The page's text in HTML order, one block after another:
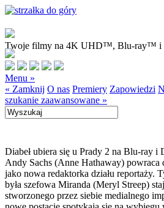
Twoje filmy na 4K UHD™, Blu-ray™ i
Menu »
« Zamknij O nas Premiery Zapowiedzi
szukanie zaawansowane »
Diabeł ubiera się u Prady 2 na Blu-ray i
Andy Sachs (Anne Hathaway) powraca
jako nowa redaktorka działu reportaży.
była szefowa Miranda (Meryl Streep)
stworzonego przez siebie medialnego